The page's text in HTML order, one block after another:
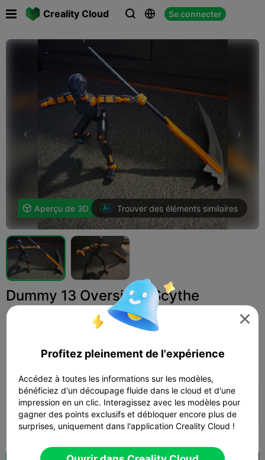
Creality Cloud   Se connecter
 
 Aperçu de 3D Trouver des éléments similaires
Dummy 13 Oversized Scythe
Print Settings (1) Add Jouets et jeux  Autre
0.2mm layer, 2 walls, 15% infill
 22m 20s  1 plates  5.28g

Profitez pleinement de l'expérience
Accédez à toutes les informations sur les modèles,
bénéficiez d'un découpage fluide dans le cloud et d'une
impression en un clic. Interagissez avec les modèles pour
gagner des points exclusifs et débloquer encore plus de
surprises, uniquement dans l'application Creality Cloud !